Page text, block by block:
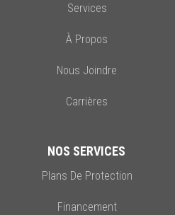
Services
À Propos
Nous Joindre
Carrières
NOS SERVICES
Plans De Protection
Financement